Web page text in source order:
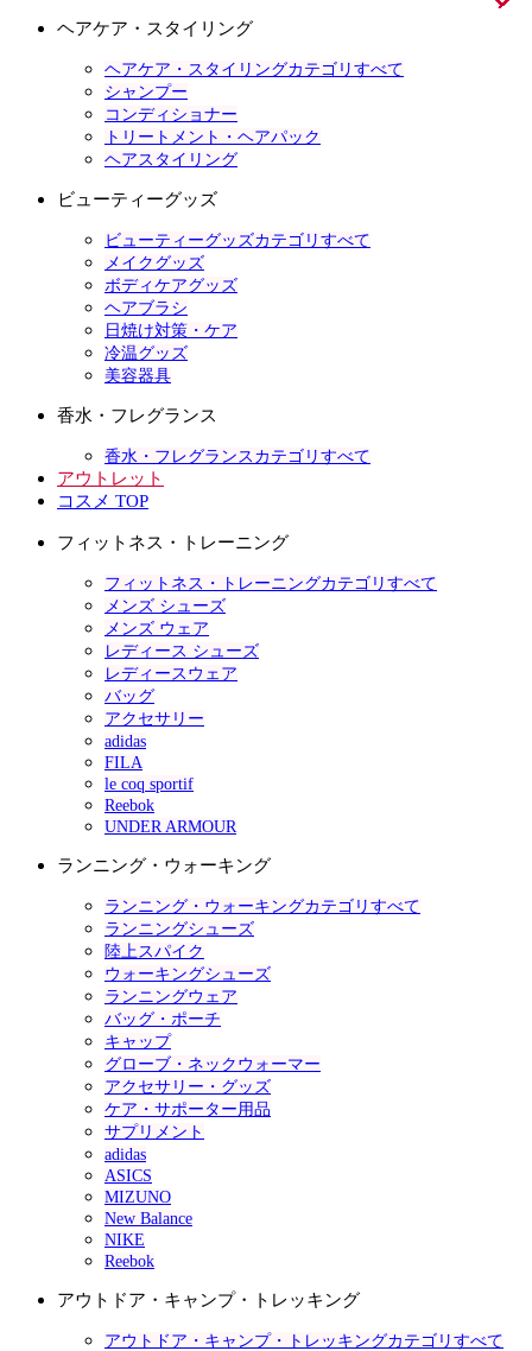
ヘアケア・スタイリング
ヘアケア・スタイリングカテゴリすべて
シャンプー
コンディショナー
トリートメント・ヘアパック
ヘアスタイリング
ビューティーグッズ
ビューティーグッズカテゴリすべて
メイクグッズ
ボディケアグッズ
ヘアブラシ
日焼け対策・ケア
冷温グッズ
美容器具
香水・フレグランス
香水・フレグランスカテゴリすべて
アウトレット
コスメ TOP
フィットネス・トレーニング
フィットネス・トレーニングカテゴリすべて
メンズ シューズ
メンズ ウェア
レディース シューズ
レディースウェア
バッグ
アクセサリー
adidas
FILA
le coq sportif
Reebok
UNDER ARMOUR
ランニング・ウォーキング
ランニング・ウォーキングカテゴリすべて
ランニングシューズ
陸上スパイク
ウォーキングシューズ
ランニングウェア
バッグ・ポーチ
キャップ
グローブ・ネックウォーマー
アクセサリー・グッズ
ケア・サポーター用品
サプリメント
adidas
ASICS
MIZUNO
New Balance
NIKE
Reebok
アウトドア・キャンプ・トレッキング
アウトドア・キャンプ・トレッキングカテゴリすべて